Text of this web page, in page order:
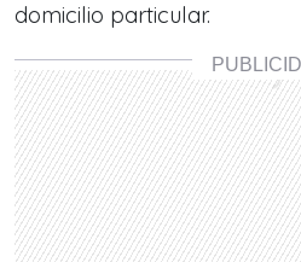
domicilio particular.